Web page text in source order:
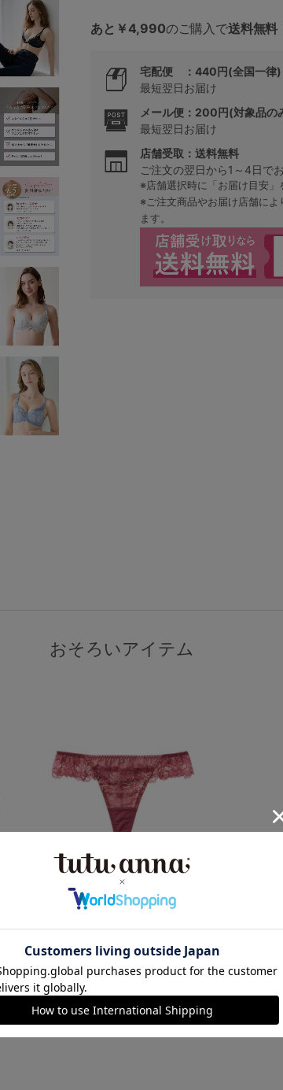
D85
E85
あと￥4,990のご購入で送料無料
宅配便 ：440円(全国一律)
最短翌日お届け
メール便：200円(対象品の
最短翌日お届け
店舗受取：送料無料
ご注文の翌日から1～4日で
※店舗選択時に「お届け目安」
※ご注文商品やお届け店舗に
ます。
おそろいアイテム
4.5 （4件）
￥1,188 (税込)